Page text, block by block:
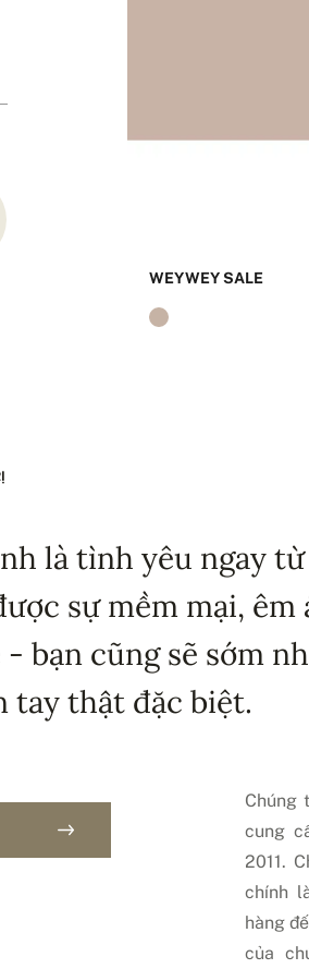
WEYWEY SALE
là tình yêu ngay
sự mềm mại,
bạn cũng sẽ sớm
tay thật đặc biệt.
Chúng
cung
2011.
chính
hàng
của